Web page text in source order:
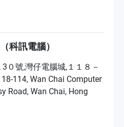
科訊電腦）
０號,灣仔電腦城,１１８－
114, Wan Chai Computer
Road, Wan Chai, Hong